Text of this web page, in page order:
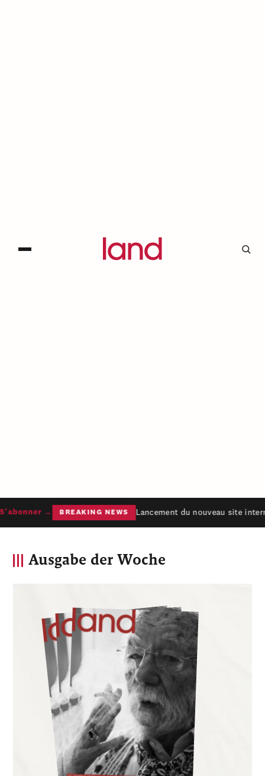
→ BREAKING NEWS Lancement du nouveau site
Ausgabe der Woche